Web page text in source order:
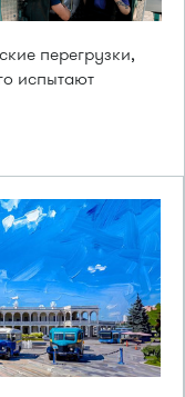
перегрузки,
испытают